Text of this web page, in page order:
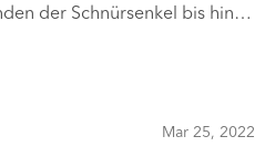
der Schnürsenkel bis hin
nachdenken –
höchstwahrscheinlich auch
besondere Abstammung
Mar 25, 2022